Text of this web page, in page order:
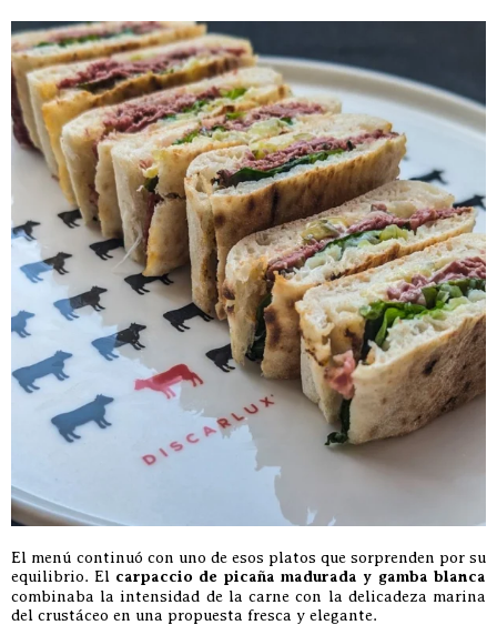
El menú continuó con uno de esos platos que sorprenden por su
equilibrio. El carpaccio de picaña madurada y gamba blanca
combinaba la intensidad de la carne con la delicadeza marina
del crustáceo en una propuesta fresca y elegante.